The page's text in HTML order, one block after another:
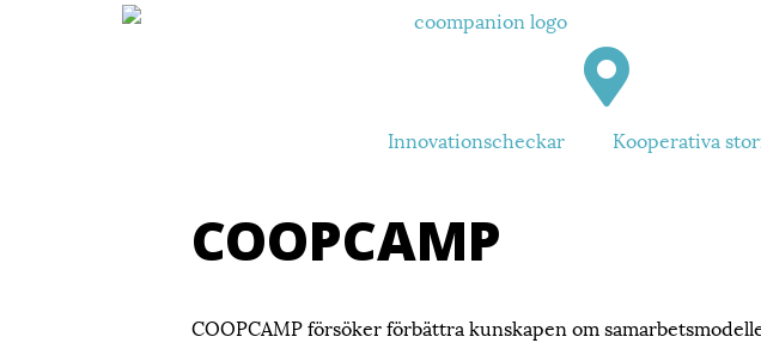
Innovationscheckar Kooperativa
COOPCAMP
COOPCAMP försöker förbättra kunskapen om